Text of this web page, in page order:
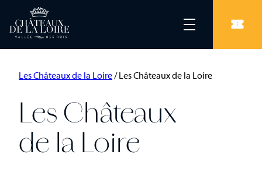
Les Châteaux de la Loire/Les Châteaux de la Loire
Les Châteaux
de la Loire